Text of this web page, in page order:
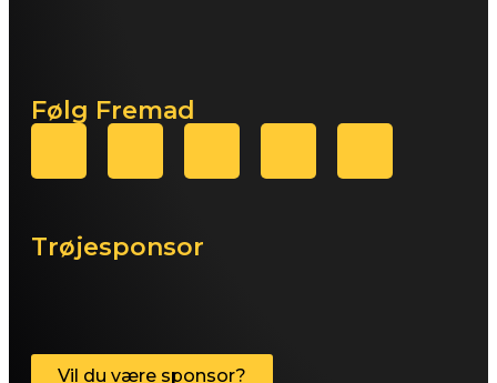
Følg Fremad
Trøjesponsor
Vil du være sponsor?